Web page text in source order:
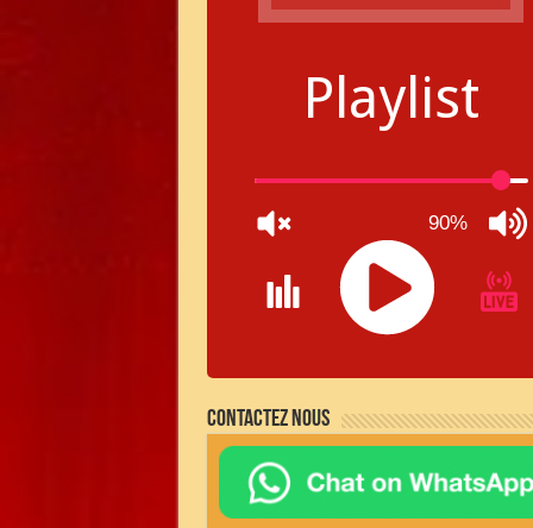
Playlist
90%
RADIO
PLAYER
WORDPRESS
RADIO
PLUGIN
powered
Contactez nous